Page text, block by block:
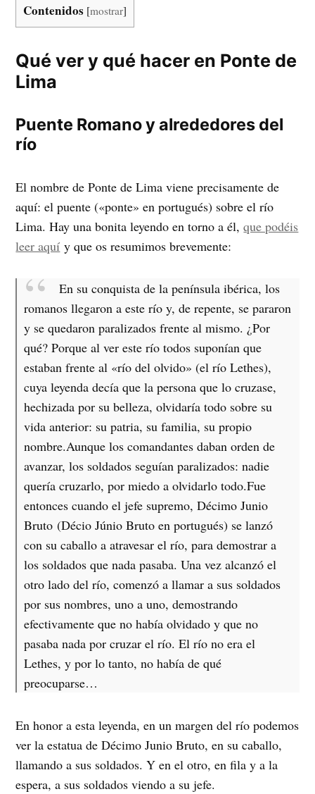
Contenidos [mostrar]
Qué ver y qué hacer en Ponte de
Lima
Puente Romano y alrededores del
río
El nombre de Ponte de Lima viene precisamente de
aquí: el puente («ponte» en portugués) sobre el río
Lima. Hay una bonita leyendo en torno a él,que podéis
leer aquí y que os resumimos brevemente:
En su conquista de la península ibérica, los
romanos llegaron a este río y, de repente, se pararon
y se quedaron paralizados frente al mismo. ¿Por
qué? Porque al ver este río todos suponían que
estaban frente al «río del olvido» (el río Lethes),
cuya leyenda decía que la persona que lo cruzase,
hechizada por su belleza, olvidaría todo sobre su
vida anterior: su patria, su familia, su propio
nombre.Aunque los comandantes daban orden de
avanzar, los soldados seguían paralizados: nadie
quería cruzarlo, por miedo a olvidarlo todo.Fue
entonces cuando el jefe supremo, Décimo Junio
Bruto (Décio Júnio Bruto en portugués) se lanzó
con su caballo a atravesar el río, para demostrar a
los soldados que nada pasaba. Una vez alcanzó el
otro lado del río, comenzó a llamar a sus soldados
por sus nombres, uno a uno, demostrando
efectivamente que no había olvidado y que no
pasaba nada por cruzar el río. El río no era el
Lethes, y por lo tanto, no había de qué
preocuparse…
En honor a esta leyenda, en un margen del río podemos
ver la estatua de Décimo Junio Bruto, en su caballo,
llamando a sus soldados. Y en el otro, en fila y a la
espera, a sus soldados viendo a su jefe.